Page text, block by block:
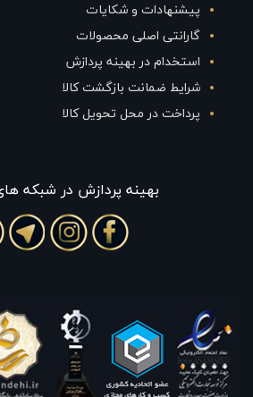
پیشنهادات و شکایات
گارانتی اصلی محصولات
استخدام در بهینه پردازش
شرایط ضمانت بازگشت کالا
پرداخت در محل تحویل کالا
بهينه پردازش در شبکه